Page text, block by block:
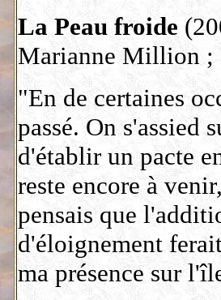
La Peau froide
Marianne Million ;
"En de certaines
passé. On s'assied
d'établir un pacte
reste encore à
pensais que
d'éloignement
ma présence sur